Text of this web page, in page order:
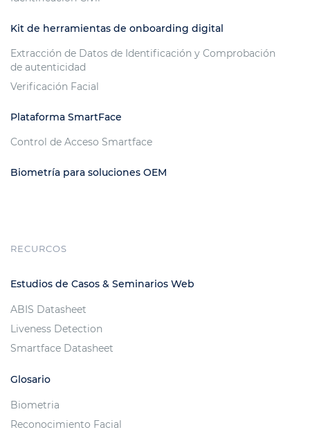
Kit de herramientas de onboarding digital
Extracción de Datos de Identificación y Comprobación
de autenticidad
Verificación Facial
Plataforma SmartFace
Control de Acceso Smartface
Biometría para soluciones OEM
RECURCOS
Estudios de Casos & Seminarios Web
ABIS Datasheet
Liveness Detection
Smartface Datasheet
Glosario
Biometria
Reconocimiento Facial